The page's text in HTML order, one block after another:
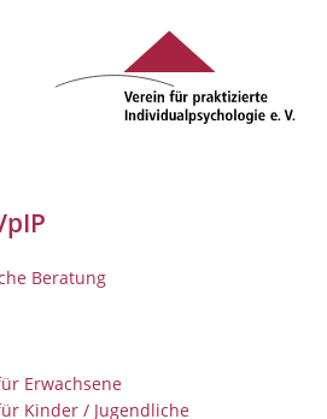
Beratung
Erwachsene
Kinder / Jugendliche